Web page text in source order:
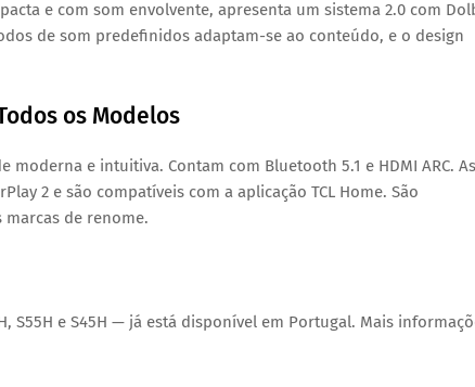
e com som envolvente, apresenta um sistema 2.0 com
de som predefinidos adaptam-se ao conteúdo, e o design
os Modelos
e intuitiva. Contam com Bluetooth 5.1 e HDMI ARC. As
2 e são compatíveis com a aplicação TCL Home. São
marcas de renome.
S55H e S45H — já está disponível em Portugal. Mais